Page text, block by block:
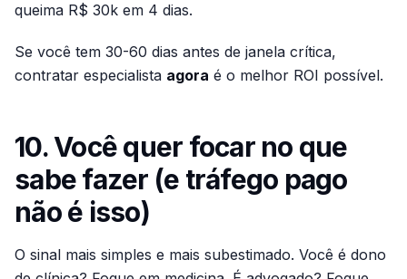
queima R$ 30k em 4 dias.
Se você tem 30-60 dias antes de janela crítica,
contratar especialista agora é o melhor ROI possível.
10. Você quer focar no que
sabe fazer (e tráfego pago
não é isso)
O sinal mais simples e mais subestimado. Você é dono